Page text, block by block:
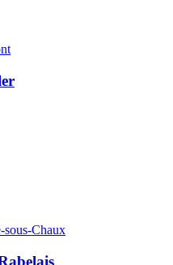
sous-Chaux